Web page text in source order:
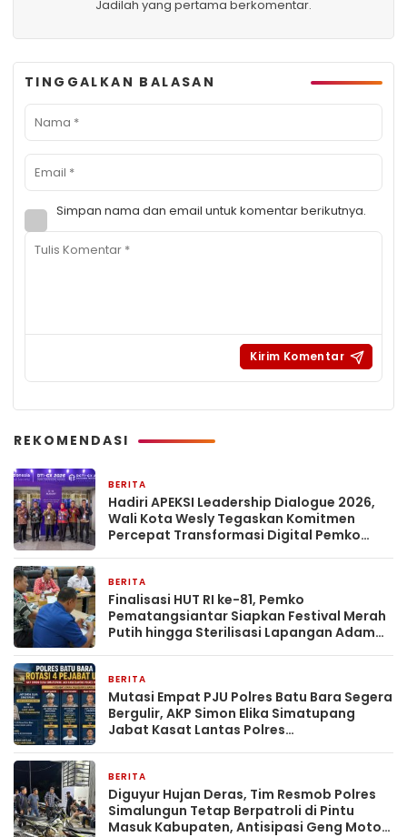
Jadilah yang pertama berkomentar.
TINGGALKAN BALASAN
Simpan nama dan email untuk komentar berikutnya.
REKOMENDASI
BERITA
Hadiri APEKSI Leadership Dialogue 2026,
Wali Kota Wesly Tegaskan Komitmen
Percepat Transformasi Digital Pemko
BERITA
Finalisasi HUT RI ke-81, Pemko
Pematangsiantar Siapkan Festival Merah
Putih hingga Sterilisasi Lapangan Adam
BERITA
Mutasi Empat PJU Polres Batu Bara Segera
Bergulir, AKP Simon Elika Simatupang
Jabat Kasat Lantas Polres
BERITA
Diguyur Hujan Deras, Tim Resmob Polres
Simalungun Tetap Berpatroli di Pintu
Masuk Kabupaten, Antisipasi Geng Motor